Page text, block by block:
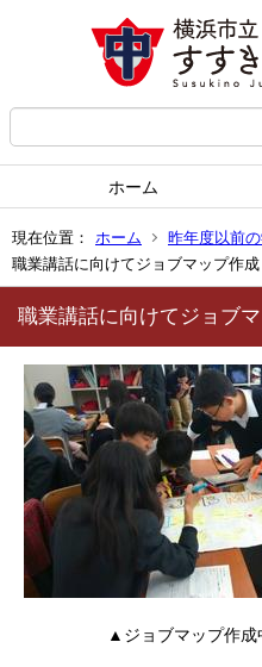
ホーム
現在位置： ホーム 昨年度以前
職業講話に向けてジョブマップ作成
職業講話に向けてジョブ
▲ジョブマップ作成